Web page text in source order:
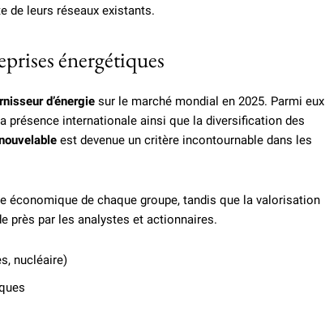
de leurs réseaux existants.
énergétiques
d’énergie sur le marché mondial en 2025. Parmi eux
présence internationale ainsi que la diversification des
est devenue un critère incontournable dans les
économique de chaque groupe, tandis que la valorisation
près par les analystes et actionnaires.
nucléaire)